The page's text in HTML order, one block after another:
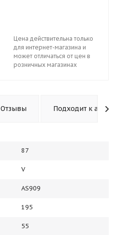
Цена действительна только
для интернет-магазина и
может отличаться от цен в
розничных магазинах
Отзывы Подходит к авто
87
V
AS909
195
55